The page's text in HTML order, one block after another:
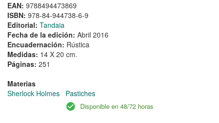
EAN: 9788494473869
ISBN: 978-84-944738-6-9
Editorial: Tandaia
Fecha de la edición: Abril 2016
Encuadernación: Rústica
Medidas: 14 X 20 cm.
Páginas: 251
Materias
Sherlock Holmes
Pastiches
Disponible en 48/72 horas